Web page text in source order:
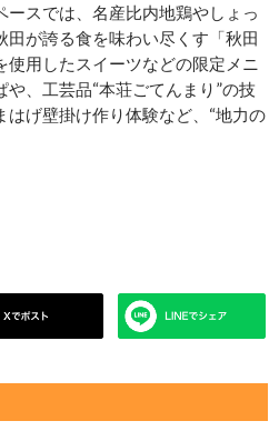
スでは、名産比内地鶏やしょっ
が誇る食を味わい尽くす「秋田
用したスイーツなどの限定メニ
や、工芸品“本荘ごてんまり”の技
げ壁掛け作り体験など、“地力の